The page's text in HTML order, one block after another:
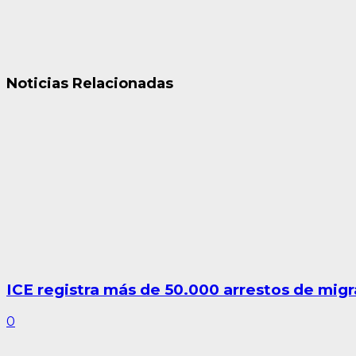
Noticias Relacionadas
ICE registra más de 50.000 arrestos de
0